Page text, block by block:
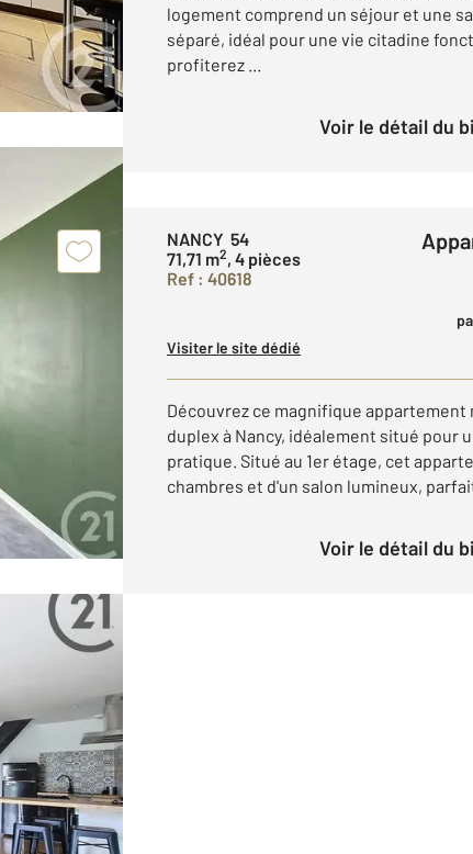
logement comprend un séjour et une
séparé, idéal pour une vie citadine
profiterez ...
Voir le détail du
NANCY 54
71,71 m2, 4 pièces
Ref : 40618
Visiter le site dédié
Découvrez ce magnifique appartement
duplex à Nancy, idéalement situé pour
pratique. Situé au 1er étage, cet
chambres et d'un salon lumineux,
Voir le détail du